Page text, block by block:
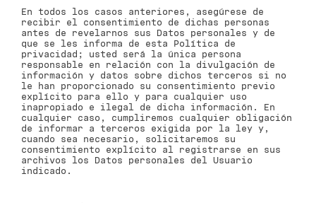
En todos los casos anteriores, asegúrese de
recibir el consentimiento de dichas personas
antes de revelarnos sus Datos personales y de
que se les informa de esta Política de
privacidad; usted será la única persona
responsable en relación con la divulgación de
información y datos sobre dichos terceros si no
le han proporcionado su consentimiento previo
explícito para ello y para cualquier uso
inapropiado e ilegal de dicha información. En
cualquier caso, cumpliremos cualquier obligación
de informar a terceros exigida por la ley y,
cuando sea necesario, solicitaremos su
consentimiento explícito al registrarse en sus
archivos los Datos personales del Usuario
indicado.